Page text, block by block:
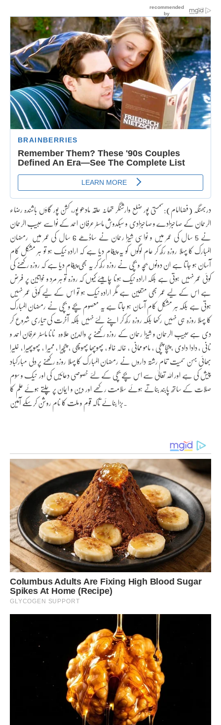
دربھنگہ (فضاامام):سمستی پور ضلع وارشنگر تھانہ حلقہ مادھو پور، کشن پور گاؤں باشندہ رضاء
الرحمان کے صاحبزادے و صاحبزادی و سبکدوش ماسٹر عرفان احمد کے نواسے حبیب الرحمان
نے 5 سال کی عمر میں و نواسی شیزا رحمان نے ساڈھے 6 سال کی عمر میں رمضان
المبارک کا پہلا روزہ رکھ کر عام لوگوں کو یہ پیغام دیا ہے کہ ارادہ نیک ہو تو ہر مشکل کام
آسان ہو جاتا ہے ان دونوں بچہ و بچی نے روزہ رکھ کر یہ بھی پیغام دیا ہے کہ روزہ رکھنے کی
کوئی عمر نہیں ہوتی ہے بلکہ ارادہ نیک ہونا چاہیئے کیوں کہ روزہ تو ہر مرد و خواتین پر فرض
ہے اس کے لیے عمر بھی متعین ہے مگر ارادہ نیک ہو تو اس کے لیے کوئی عمر نہیں
ہوتی ہے بلکہ ہر مشکل کام آسان ہو جاتا ہے یہ معصوم بچے و بچی نے رمضان المبارک
کا پہلا روزہ ہی نہیں رکھا بلکہ روزہ رکھ کر اپنے لئے نہیں بلکہ آخرت کی تیاری شروع کر
دی ہے حبیب الرحمان و شیزا رحمان کے روزہ رکھنے پر والدین علاوہ نانا ماسٹر عرفان احمد و
نانی ، دادا دادی ، چچا چچی ، مامو ممانی ، خالہ خالو ، پھوپھا پھوپھی ، چچیرا ، ممیرا ، پھوپھیرا ، خلیرا
بھائی بہن سمیت تمام رشتہ داروں نے رمضان المبارک کا پہلا روزہ رکھنے پر دلی مبارکباد
پیش کی ہے اور اللہ تعالیٰ سے اس بچے بچی کے لئے خصوصی دعائیں کی اور نیک و سوم
صلات کے ساتھ پابند بناتے ہوئے سلامت رکھے اور دین و ایمان پر چلتے ہوئے علم کا
بڑا بنائے تاکہ قوم و ملت کا نام روشن کرسکے آمین.